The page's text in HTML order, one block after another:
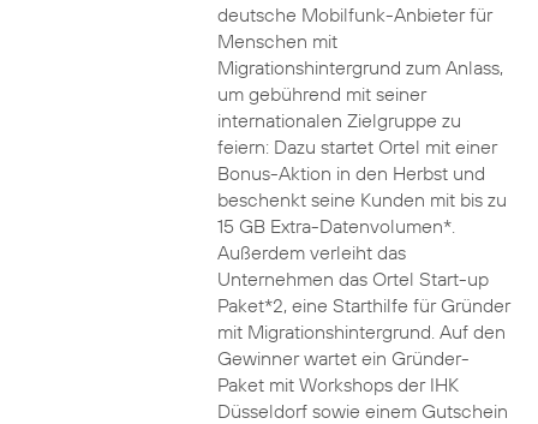
deutsche Mobilfunk-Anbieter für
Menschen mit
Migrationshintergrund zum Anlass,
um gebührend mit seiner
internationalen Zielgruppe zu
feiern: Dazu startet Ortel mit einer
Bonus-Aktion in den Herbst und
beschenkt seine Kunden mit bis zu
15 GB Extra-Datenvolumen*.
Außerdem verleiht das
Unternehmen das Ortel Start-up
Paket*2, eine Starthilfe für Gründer
mit Migrationshintergrund. Auf den
Gewinner wartet ein Gründer-
Paket mit Workshops der IHK
Düsseldorf sowie einem Gutschein